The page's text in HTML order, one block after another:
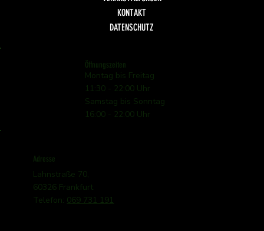
KONTAKT
DATENSCHUTZ
Öffnungszeiten
Montag bis Freitag
11:30 - 22:00 Uhr
Samstag bis Sonntag
16:00 - 22:00 Uhr
Adresse
Lahnstraße 70,
60326 Frankfurt
Telefon: 069 731 191